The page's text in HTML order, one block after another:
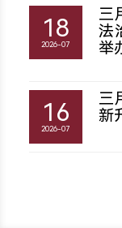
18
2026-07
三
法
举
16
2026-07
三
新